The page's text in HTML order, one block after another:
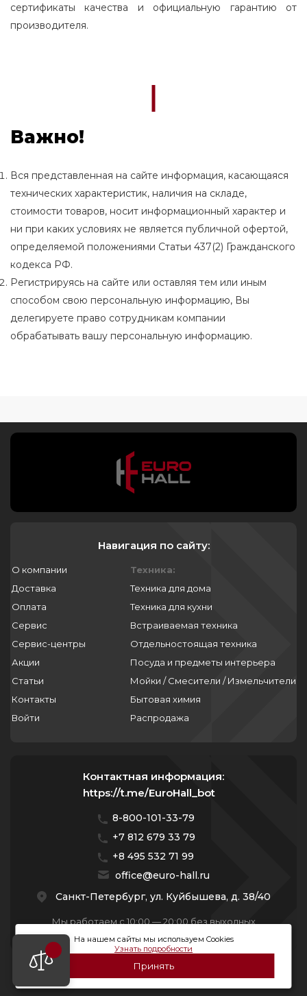
сертификаты качества и официальную гарантию от
производителя.
Важно!
Вся представленная на сайте информация, касающаяся
технических характеристик, наличия на складе,
стоимости товаров, носит информационный характер и
ни при каких условиях не является публичной офертой,
определяемой положениями Статьи 437(2) Гражданского
кодекса РФ.
Регистрируясь на сайте или оставляя тем или иным
способом свою персональную информацию, Вы
делегируете право сотрудникам компании
обрабатывать вашу персональную информацию.
Навигация по сайту:
О компании
Доставка
Оплата
Сервис
Сервис-центры
Акции
Статьи
Контакты
Войти
Техника:
Техника для дома
Техника для кухни
Встраиваемая техника
Отдельностоящая техника
Посуда и предметы интерьера
Мойки / Смесители / Измельчители
Бытовая химия
Распродажа
Контактная информация:
https://t.me/EuroHall_bot
8-800-101-33-79
+7 812 679 33 79
+8 495 532 71 99
office@euro-hall.ru
Санкт-Петербург, ул. Куйбышева, д. 38/40
Мы работаем с 10:00 — 20:00 без выходных
© 2026 Премиум Групп. Все права защищены.
На нашем сайты мы используем Cookies
Узнать подробности
Принять